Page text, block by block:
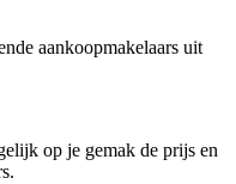
aankoopmakelaars uit
op je gemak de prijs en